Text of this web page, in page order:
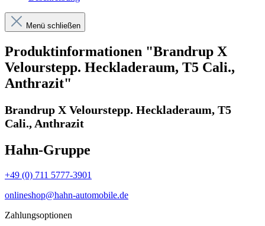
Menü schließen
Produktinformationen "Brandrup X
Velourstepp. Heckladeraum, T5 Cali.,
Anthrazit"
Brandrup X Velourstepp. Heckladeraum, T5
Cali., Anthrazit
Hahn-Gruppe
+49 (0) 711 5777-3901
onlineshop@hahn-automobile.de
Zahlungsoptionen